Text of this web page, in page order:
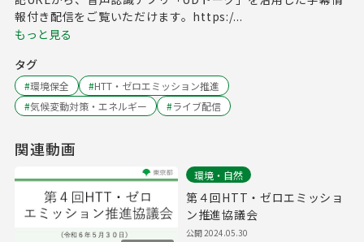
報付き配信をご覧いただけます。https:/...
もっと見る
タグ
#環境保全 #HTT・ゼロエミッション推進
#気候変動対策・エネルギー #ライブ配信
関連動画
環境・自然
第４回HTT・ゼロエミッショ
ン推進協議会
公開2024.05.30